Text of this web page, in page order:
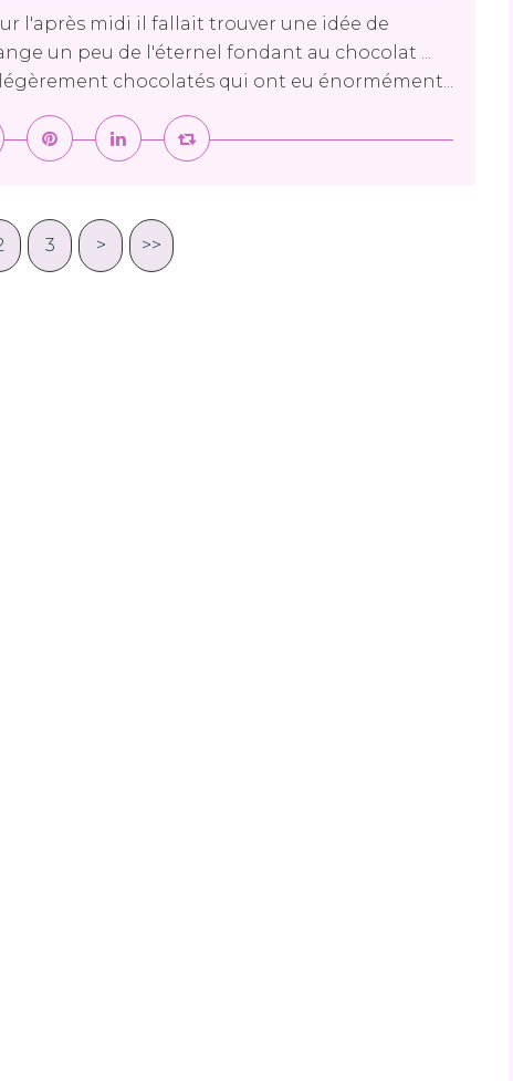
l'après midi il fallait trouver une idée de
un peu de l'éternel fondant au chocolat ...
chocolatés qui ont eu énormément...
3 > >>